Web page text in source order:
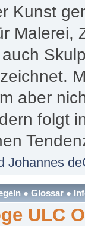
Kunst
Malerei,
aber
folgt
Johannes
● Glossar ●
ULC